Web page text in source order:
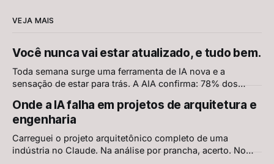
VEJA MAIS
Você nunca vai estar atualizado, e tudo bem.
Toda semana surge uma ferramenta de IA nova e a
sensação de estar para trás. A AIA confirma: 78% dos
78% têm receios. Mas aprender continuamente nunca foi
aprender tudo. É escolher o que ignorar, sem culpa.
Onde a IA falha em projetos de arquitetura e
engenharia
Carreguei o projeto arquitetônico completo de uma
indústria no Claude. Na análise por prancha, acerto. No